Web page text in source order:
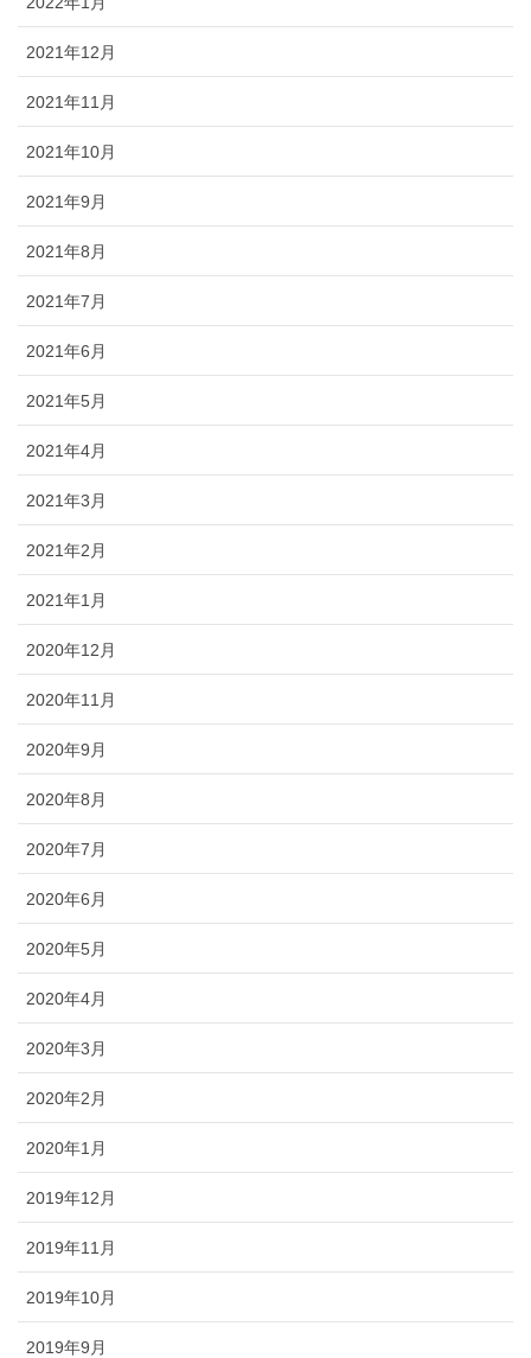
2021年12月
2021年11月
2021年10月
2021年9月
2021年8月
2021年7月
2021年6月
2021年5月
2021年4月
2021年3月
2021年2月
2021年1月
2020年12月
2020年11月
2020年9月
2020年8月
2020年7月
2020年6月
2020年5月
2020年4月
2020年3月
2020年2月
2020年1月
2019年12月
2019年11月
2019年10月
2019年9月